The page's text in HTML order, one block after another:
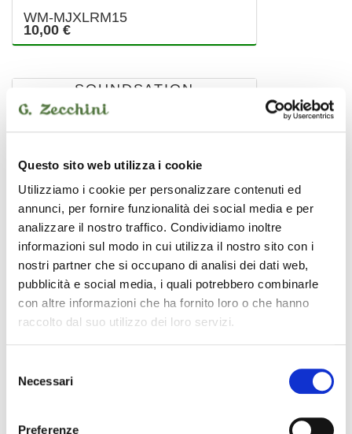
Questo sito web utilizza i cookie
Utilizziamo i cookie per personalizzare contenuti ed
annunci, per fornire funzionalità dei social media e per
analizzare il nostro traffico. Condividiamo inoltre
informazioni sul modo in cui utilizza il nostro sito con i
nostri partner che si occupano di analisi dei dati web,
pubblicità e social media, i quali potrebbero combinarle
con altre informazioni che ha fornito loro o che hanno
raccolto dal suo utilizzo dei loro servizi.
delNecessari
Preferenze
WM-MJXLRM15
10,00 €
SOUNDSATION
10,00 €